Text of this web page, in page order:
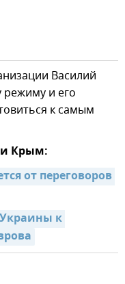
Василий
режиму и его
к самым
Крым:
от переговоров
Украины к